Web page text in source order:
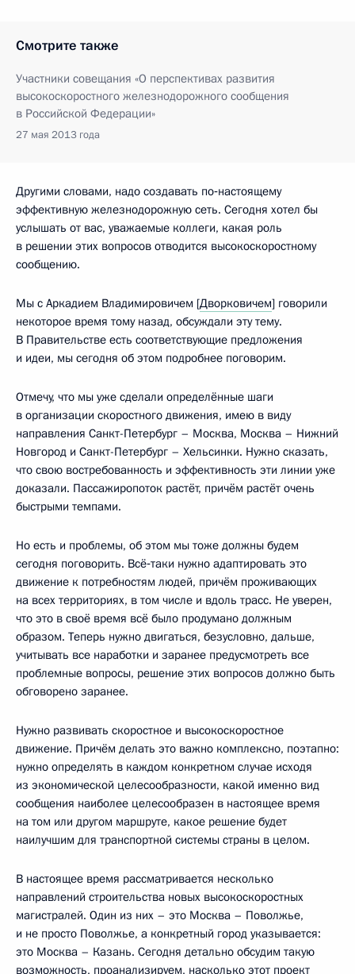
Смотрите также
Участники совещания «О перспективах развития
высокоскоростного железнодорожного сообщения
в Российской Федерации»
27 мая 2013 года
Другими словами, надо создавать по‑настоящему
эффективную железнодорожную сеть. Сегодня хотел бы
услышать от вас, уважаемые коллеги, какая роль
в решении этих вопросов отводится высокоскоростному
сообщению.
Мы с Аркадием Владимировичем [Дворковичем] говорили
некоторое время тому назад, обсуждали эту тему.
В Правительстве есть соответствующие предложения
и идеи, мы сегодня об этом подробнее поговорим.
Отмечу, что мы уже сделали определённые шаги
в организации скоростного движения, имею в виду
направления Санкт-Петербург – Москва, Москва – Нижний
Новгород и Санкт-Петербург – Хельсинки. Нужно сказать,
что свою востребованность и эффективность эти линии уже
доказали. Пассажиропоток растёт, причём растёт очень
быстрыми темпами.
Но есть и проблемы, об этом мы тоже должны будем
сегодня поговорить. Всё‑таки нужно адаптировать это
движение к потребностям людей, причём проживающих
на всех территориях, в том числе и вдоль трасс. Не уверен,
что это в своё время всё было продумано должным
образом. Теперь нужно двигаться, безусловно, дальше,
учитывать все наработки и заранее предусмотреть все
проблемные вопросы, решение этих вопросов должно быть
обговорено заранее.
Нужно развивать скоростное и высокоскоростное
движение. Причём делать это важно комплексно, поэтапно:
нужно определять в каждом конкретном случае исходя
из экономической целесообразности, какой именно вид
сообщения наиболее целесообразен в настоящее время
на том или другом маршруте, какое решение будет
наилучшим для транспортной системы страны в целом.
В настоящее время рассматривается несколько
направлений строительства новых высокоскоростных
магистралей. Один из них – это Москва – Поволжье,
и не просто Поволжье, а конкретный город указывается:
это Москва – Казань. Сегодня детально обсудим такую
возможность, проанализируем, насколько этот проект